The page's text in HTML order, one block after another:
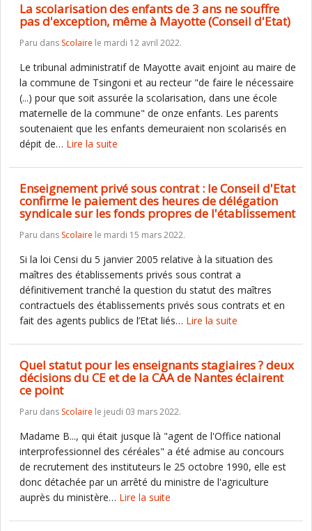
La scolarisation des enfants de 3 ans ne souffre
pas d'exception, même à Mayotte (Conseil d'Etat)
Paru dans Scolaire le mardi 12 avril 2022.
Le tribunal administratif de Mayotte avait enjoint au maire de
la commune de Tsingoni et au recteur "de faire le nécessaire
(...) pour que soit assurée la scolarisation, dans une école
maternelle de la commune" de onze enfants. Les parents
soutenaient que les enfants demeuraient non scolarisés en
dépit de… Lire la suite
Enseignement privé sous contrat : le Conseil d'Etat
confirme le paiement des heures de délégation
syndicale sur les fonds propres de l'établissement
Paru dans Scolaire le mardi 15 mars 2022.
Si la loi Censi du 5 janvier 2005 relative à la situation des
maîtres des établissements privés sous contrat a
définitivement tranché la question du statut des maîtres
contractuels des établissements privés sous contrats et en
fait des agents publics de l’Etat liés… Lire la suite
Quel statut pour les enseignants stagiaires ? deux
décisions du CE et de la CAA de Nantes éclairent
ce point
Paru dans Scolaire le jeudi 03 mars 2022.
Madame B..., qui était jusque là "agent de l'Office national
interprofessionnel des céréales" a été admise au concours
de recrutement des instituteurs le 25 octobre 1990, elle est
donc détachée par un arrêté du ministre de l'agriculture
auprès du ministère… Lire la suite